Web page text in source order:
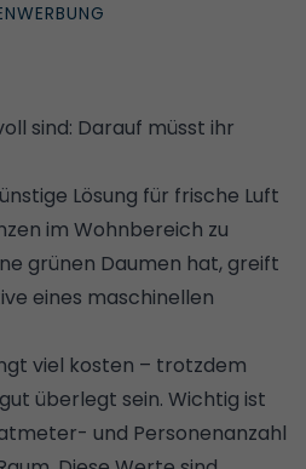
sind: Darauf müsst ihr
Lösung für frische Luft
im Wohnbereich zu
grünen Daumen hat, greift
eines maschinellen
viel kosten – trotzdem
überlegt sein. Wichtig ist
und Personenanzahl